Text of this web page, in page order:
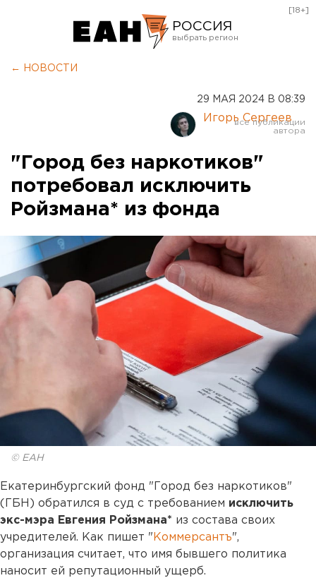
РОССИЯ
Курган
Оренбург
[18+]
← НОВОСТИ
29 МАЯ 2024 В 08:39
Игорь Сергеев
"Город без наркотиков"
потребовал исключить
Ройзмана* из фонда
© ЕАН
Екатеринбургский фонд "Город без наркотиков"
(ГБН) обратился в суд с требованием исключить
экс-мэра Евгения Ройзмана* из состава своих
учредителей. Как пишет " Коммерсантъ",
организация считает, что имя бывшего политика
наносит ей репутационный ущерб.